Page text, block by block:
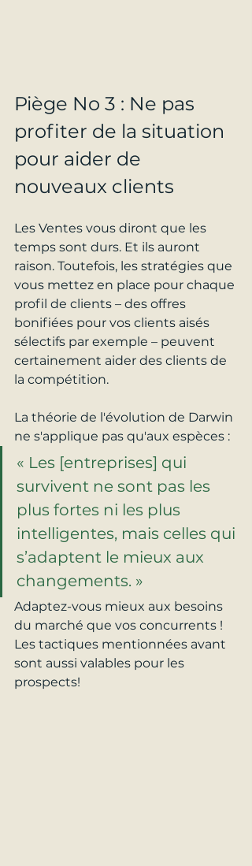
Piège No 3 : Ne pas
profiter de la situation
pour aider de
nouveaux clients
Les Ventes vous diront que les
temps sont durs. Et ils auront
raison. Toutefois, les stratégies que
vous mettez en place pour chaque
profil de clients – des offres
bonifiées pour vos clients aisés
sélectifs par exemple – peuvent
certainement aider des clients de
la compétition.
La théorie de l'évolution de Darwin
ne s'applique pas qu'aux espèces :
« Les [entreprises] qui
survivent ne sont pas les
plus fortes ni les plus
intelligentes, mais celles qui
s’adaptent le mieux aux
changements. »
Adaptez-vous mieux aux besoins
du marché que vos concurrents !
Les tactiques mentionnées avant
sont aussi valables pour les
prospects!